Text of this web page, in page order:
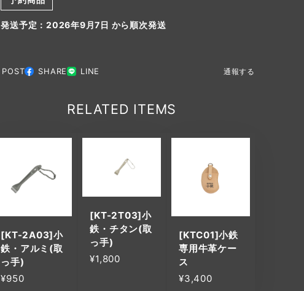
発送予定：2026年9月7日 から順次発送
POST SHARE LINE 通報する
RELATED ITEMS
[KT-2A03]小
鉄・アルミ(取
っ手)
¥950
[KT-2T03]小
鉄・チタン(取
っ手)
¥1,800
[KTC01]小鉄
専用牛革ケー
ス
¥3,400